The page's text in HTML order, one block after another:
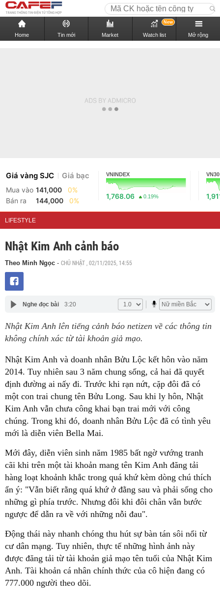
Home Tin mới Market Watch list
New
Mở rộng
Giá vàng SJC Giá bạc
Mua vào 141,000
0%
Bán ra
144,000 0%
VNINDEX
1,768.06 0.19%
VN30
LIFESTYLE
Nhật Kim Anh cảnh báo
Theo Minh Ngọc - CHỦ NHẬT , 02/11/2025, 14:55
Nghe đọc bài 3:20
Nhật Kim Anh lên tiếng cảnh báo netizen về các thông tin
không chính xác từ tài khoản giả mạo.
Nhật Kim Anh và doanh nhân Bửu Lộc kết hôn vào năm
2014. Tuy nhiên sau 3 năm chung sống, cả hai đã quyết
định đường ai nấy đi. Trước khi rạn nứt, cặp đôi đã có
một con trai chung tên Bửu Long. Sau khi ly hôn, Nhật
Kim Anh vẫn chưa công khai bạn trai mới với công
chúng. Trong khi đó, doanh nhân Bửu Lộc đã có tình yêu
mới là diễn viên Bella Mai.
Mới đây, diễn viên sinh năm 1985 bất ngờ vướng tranh
cãi khi trên một tài khoản mang tên Kim Anh đăng tải
hàng loạt khoảnh khắc trong quá khứ kèm dòng chú thích
ẩn ý: "Vẫn biết rằng quá khứ ở đằng sau và phải sống cho
những gì phía trước. Nhưng đôi khi đôi chân vẫn bước
ngược để dẫn ra về với những nỗi đau".
Động thái này nhanh chóng thu hút sự bàn tán sôi nổi từ
cư dân mạng. Tuy nhiên, thực tế những hình ảnh này
được đăng tải từ tài khoản giả mạo tên tuổi của Nhật Kim
Anh. Tài khoản cá nhân chính thức của cô hiện đang có
777.000 người theo dõi.